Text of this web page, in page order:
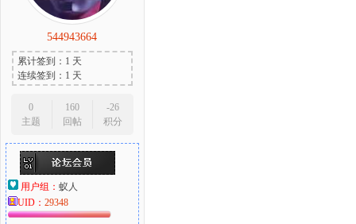
544943664
累计签到：1 天
连续签到：1 天
0
主题
160
回帖
-26
积分
用户组： 蚁人
UID： 29348